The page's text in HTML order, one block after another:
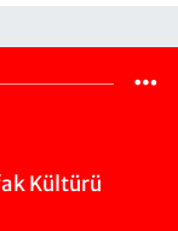
Kültürü